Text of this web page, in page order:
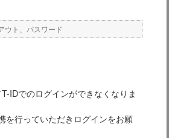
ウト、パスワード
IDでのログインができなくなりま
を行っていただきログインをお願